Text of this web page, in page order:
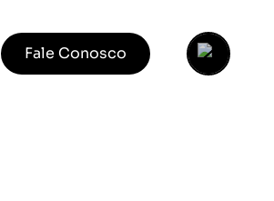
Fale Conosco